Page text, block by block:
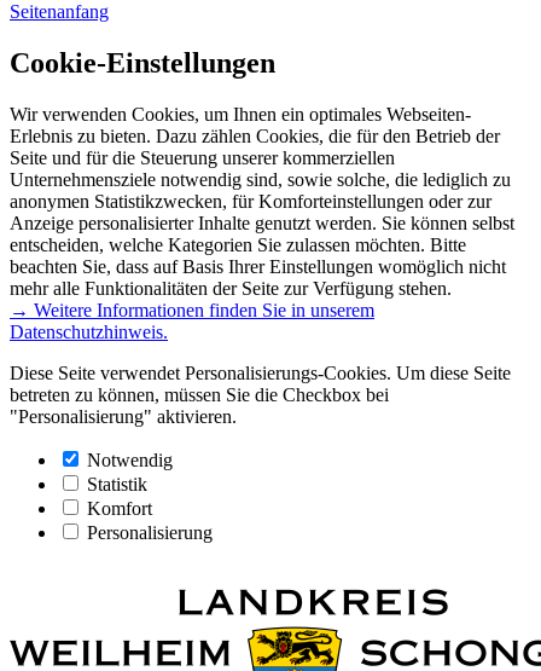
Seitenanfang
Cookie-Einstellungen
Wir verwenden Cookies, um Ihnen ein optimales Webseiten-
Erlebnis zu bieten. Dazu zählen Cookies, die für den Betrieb der
Seite und für die Steuerung unserer kommerziellen
Unternehmensziele notwendig sind, sowie solche, die lediglich zu
anonymen Statistikzwecken, für Komforteinstellungen oder zur
Anzeige personalisierter Inhalte genutzt werden. Sie können selbst
entscheiden, welche Kategorien Sie zulassen möchten. Bitte
beachten Sie, dass auf Basis Ihrer Einstellungen womöglich nicht
mehr alle Funktionalitäten der Seite zur Verfügung stehen.
→ Weitere Informationen finden Sie in unserem
Datenschutzhinweis.
Diese Seite verwendet Personalisierungs-Cookies. Um diese Seite
betreten zu können, müssen Sie die Checkbox bei
"Personalisierung" aktivieren.
Notwendig
Statistik
Komfort
Personalisierung